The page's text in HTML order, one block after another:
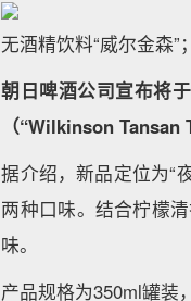
无酒精饮料“威尔金森
朝日啤酒公司宣布将
（“Wilkinson Tansan
据介绍，新品定位为“
两种口味。结合柠檬
味。
产品规格为350ml罐装